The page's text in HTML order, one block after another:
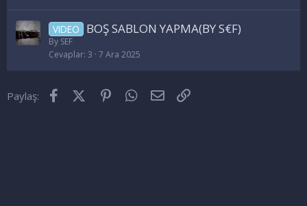
VIDEO BOŞ SABLON YAPMA(BY S€F)
By SEF
Cevaplar 3 7 Ara 2025
Paylaş: FacebookX (Twitter)PinterestWhatsApp
E-posta